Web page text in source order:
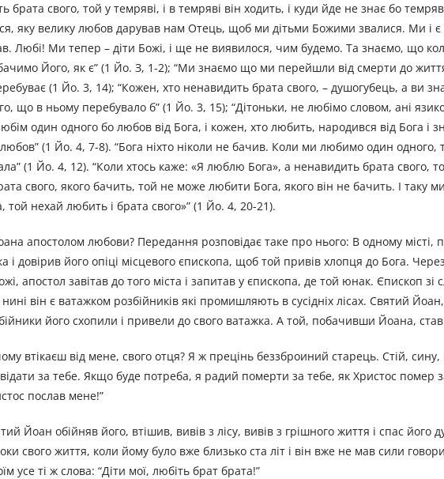
свого, той у темряві, і в темряві він ходить, і куди йде не знає бо
яку велику любов дарував нам Отець, щоб ми дітьми Божими звалися. Ми і
Любі! Ми тепер – діти Божі, і ще не виявилося, чим будемо. Та знаємо, що
Його, як є” (1 Йо. З, 1-2); “Ми знаємо що ми перейшли від смерти до
(1 Йо. 3, 14); “Кожен, хто ненавидить брата свого, – душогубець, а ви
що в ньому перебувало б” (1 Йо. 3, 15); “Дітоньки, не любімо словом, ані
один одного бо любов від Бога, і кожен, хто любить, народився від Бога і
(1 Йо. 4, 7-8). “Бога ніхто ніколи не бачив. Коли ми любимо один одного,
(1 Йо. 4, 12). “Коли хтось каже: «Я люблю Бога», а ненавидить брата свого,
свого, якого бачить, той не може любити Бога, якого він не бачить. І таку
нехай любить і брата свого»” (1 Йо. 4, 20-21).
апостолом любови? Передання розповідає таке про нього: В одному місті,
і довірив його опіці місцевого єпископа, щоб той привів хлопця до Бога.
апостол завітав до того міста і запитав у єпископа, де той юнак. Єпископ зі
він є ватажком розбійників які промишляють в сусідніх лісах. Святий
його схопили і привели до свого ватажка. А той, побачивши Йоана, став
втікаєш від мене, свого отця? Я ж прецінь беззброиний старець. Стій, сину,
за тебе. Якщо буде потреба, я радий померти за тебе, як Христос помер
послав мене!”
Йоан обійняв його, втішив, вивів з лісу, вивів з грішного життя і спас його
свого життя, коли йому було вже близько ста літ і він вже не мав сили
усе ті ж слова: “Діти мої, любіть брат брата!”